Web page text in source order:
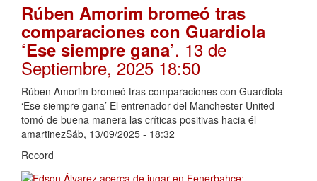
Rúben Amorim bromeó tras
comparaciones con Guardiola
‘Ese siempre gana’. 13 de
Septiembre, 2025 18:50
Rúben Amorim bromeó tras comparaciones con Guardiola
‘Ese siempre gana’ El entrenador del Manchester United
tomó de buena manera las críticas positivas hacia él
amartinezSáb, 13/09/2025 - 18:32
Record